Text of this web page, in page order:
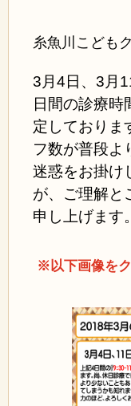
糸魚川こども
3月4日、3月
日間の診療時
定しておりま
フ数が普段よ
迷惑をお掛け
が、ご理解と
申し上げます。
※以下画像を